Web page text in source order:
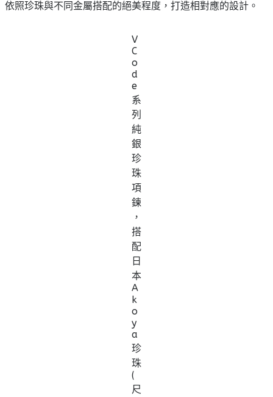
依照珍珠與不同金屬搭配的絕美程度，打造相對應的設計。
V
C
o
d
e
系
列
純
銀
珍
珠
項
鍊
，
搭
配
日
本
A
k
o
y
a
珍
珠
(
尺